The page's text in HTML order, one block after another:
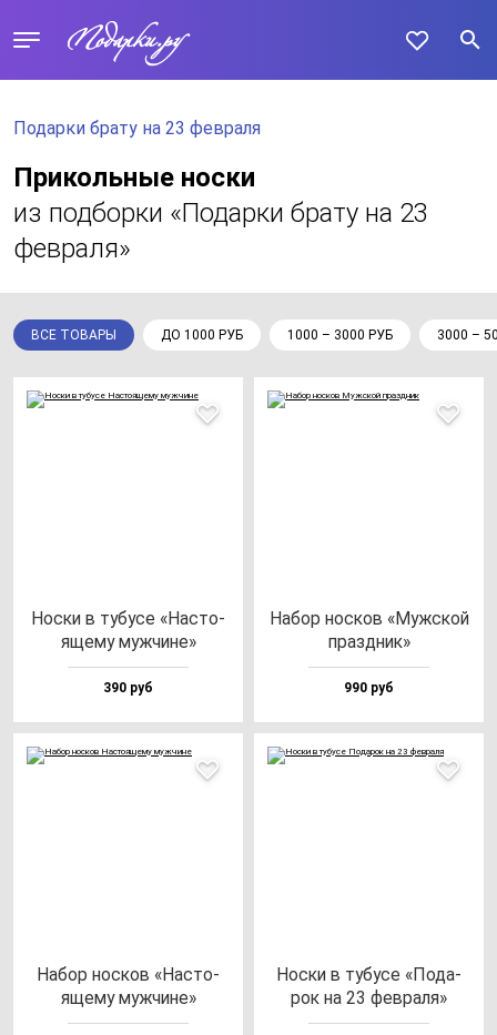
Подарки брату на 23 февраля
Прикольные носки
из подборки «Подарки брату на 23
февраля»
ВСЕ ТОВАРЫ ДО 1000 РУБ 1000 – 3000 РУБ 3000 –
Нос­ки в ту­бу­се «Нас­то­
яще­му муж­чи­не»
390 руб
Набор нос­ков «Муж­ской
праз­дник»
990 руб
Набор нос­ков «Нас­то­
яще­му муж­чи­не»
Нос­ки в ту­бу­се «Пода­
рок на 23 фев­ра­ля»